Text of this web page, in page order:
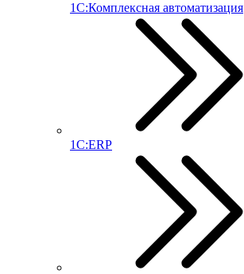
1С:Комплексная автоматизация
1С:ERP